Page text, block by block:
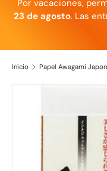
Por vacaciones,
23 de agosto. Las
Inicio Papel Awagami